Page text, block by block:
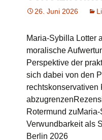
26. Juni 2026
Maria-Sybilla Lotter
moralische
Perspektive der
sich dabei von den
rechtskonservativen
Rotermund
Verwundbarkeit als
Berlin 2026